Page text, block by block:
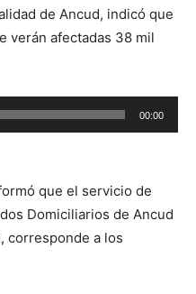
de Ancud, indicó que
verán afectadas 38 mil
00:00
que el servicio de
Domiciliarios de Ancud
corresponde a los